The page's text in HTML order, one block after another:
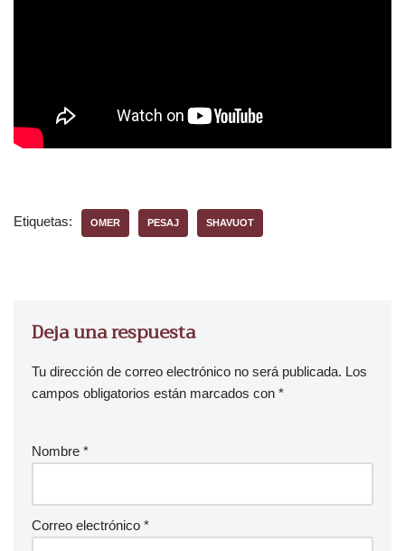
Etiquetas: OMER PESAJ SHAVUOT
Deja una respuesta
Tu dirección de correo electrónico no será publicada. Los
campos obligatorios están marcados con *
Nombre *
Correo electrónico *